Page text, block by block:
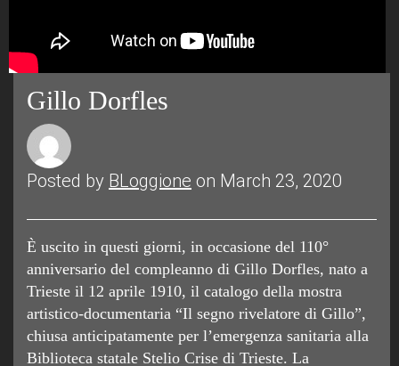
Gillo Dorfles
Posted by BLoggione on March 23, 2020
È uscito in questi giorni, in occasione del 110°
anniversario del compleanno di Gillo Dorfles, nato a
Trieste il 12 aprile 1910, il catalogo della mostra
artistico-documentaria “Il segno rivelatore di Gillo”,
chiusa anticipatamente per l’emergenza sanitaria alla
Biblioteca statale Stelio Crise di Trieste. La